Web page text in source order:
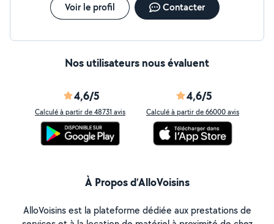
Voir le profil Contacter
Nos utilisateurs nous évaluent
4,6/5
Calculé à partir de 48731 avis
4,6/5
Calculé à partir de 66000 avis
À Propos d’AlloVoisins
AlloVoisins est la plateforme dédiée aux prestations de